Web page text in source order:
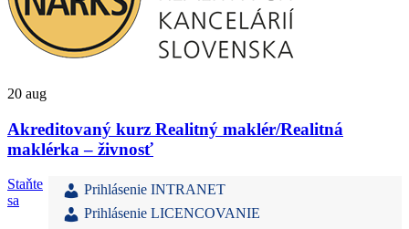
20 aug
Akreditovaný kurz Realitný maklér/Realitná
maklérka – živnosť
Prihlásenie INTRANET
Prihlásenie LICENCOVANIE
Staňte
sa